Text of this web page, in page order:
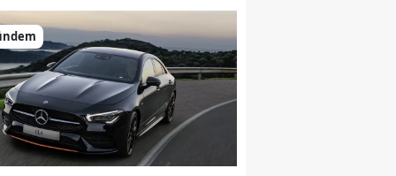
Bursa
Çanakkale
Çankırı
Çorum
Denizli